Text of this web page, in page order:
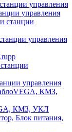
управления
управления
управления
VEGА, КМЗ,
КМЗ, УКЛ